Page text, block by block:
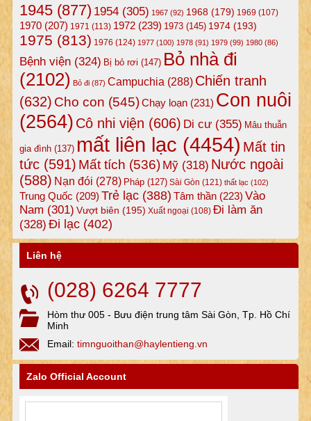
1945(877) 1954(305) 1967(92) 1968(179) 1969 (107)
1970(207) 1971 (113) 1972(239) 1973(145) 1974(193)
1975 (813) 1976 (124) 1977(100) 1978(91) 1979(99) 1980(86)
Bệnh viện(324) Bị bỏ rơi (147) Bỏ nhà đi
(2102) Bỏ đi(87) Campuchia (288) Chiến tranh
(632) Cho con (545)Chạy loạn(231) Con nuôi
(2564) Cô nhi viện (606) Di cư(355) Mâu thuẫn
gia đình(137) mất liên lạc (4454) Mất tin
tức(591) Mất tích (536) Mỹ(318) Nước ngoài
(588) Nạn đói (278) Pháp(127) Sài Gòn (121) thất lạc (102)
Trung Quốc (209) Trẻ lạc(388) Tâm thần(223) Vào
Nam (301) Vượt biên (195) Xuất ngoại (108) Đi làm ăn
(328) Đi lạc(402)
Liên hệ
(028) 6264 7777
Hòm thư 005 - Bưu điện trung tâm Sài Gòn, Tp. Hồ Chí
Minh
Email: timnguoithan@haylentieng.vn
Zalo Official Account